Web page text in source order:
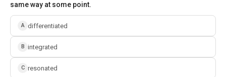
same way at some point.
A differentiated
B integrated
C resonated